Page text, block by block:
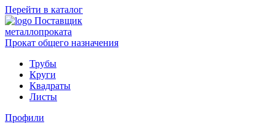
Перейти в каталог
Поставщик
металлопроката
Прокат общего назначения
Трубы
Круги
Квадраты
Листы
Профили